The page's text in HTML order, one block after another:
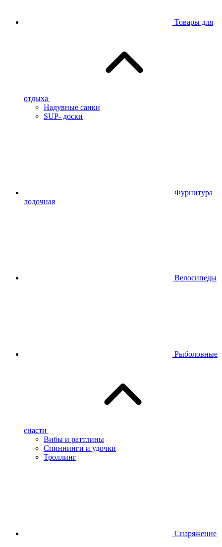
Товары для
отдыха
Надувные санки
SUP- доски
Фурнитура
лодочная
Велосипеды
Рыболовные
снасти
Вибы и раттлины
Спиннинги и удочки
Троллинг
Снаряжение